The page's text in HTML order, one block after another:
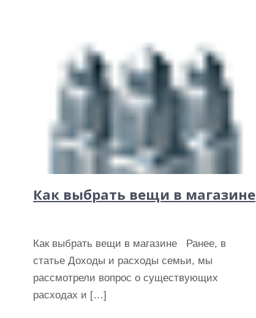
Как выбрать вещи в магазине
Как выбрать вещи в магазине Ранее, в
статье Доходы и расходы семьи, мы
рассмотрели вопрос о существующих
расходах и […]